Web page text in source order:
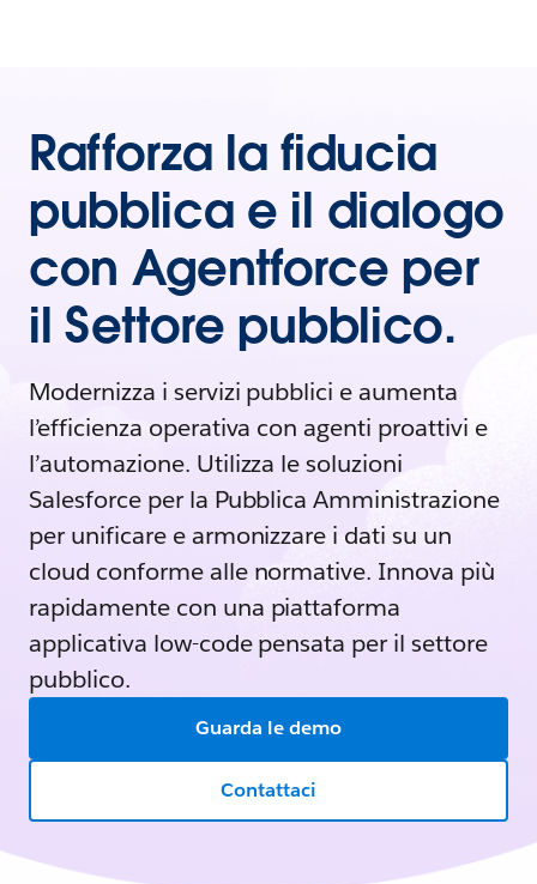
Rafforza la fiducia
pubblica e il dialogo
con Agentforce per
il Settore pubblico.
Modernizza i servizi pubblici e aumenta
l’efficienza operativa con agenti proattivi e
l’automazione. Utilizza le soluzioni
Salesforce per la Pubblica Amministrazione
per unificare e armonizzare i dati su un
cloud conforme alle normative. Innova più
rapidamente con una piattaforma
applicativa low-code pensata per il settore
pubblico.
Guarda le demo
Contattaci